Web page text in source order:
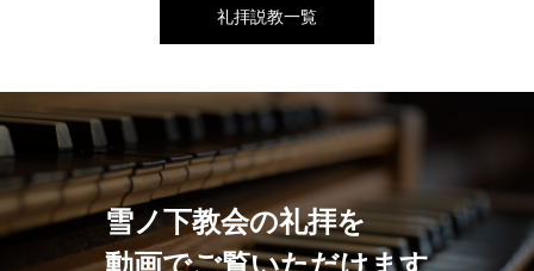
礼拝説教一覧
雪ノ下教会の礼拝を